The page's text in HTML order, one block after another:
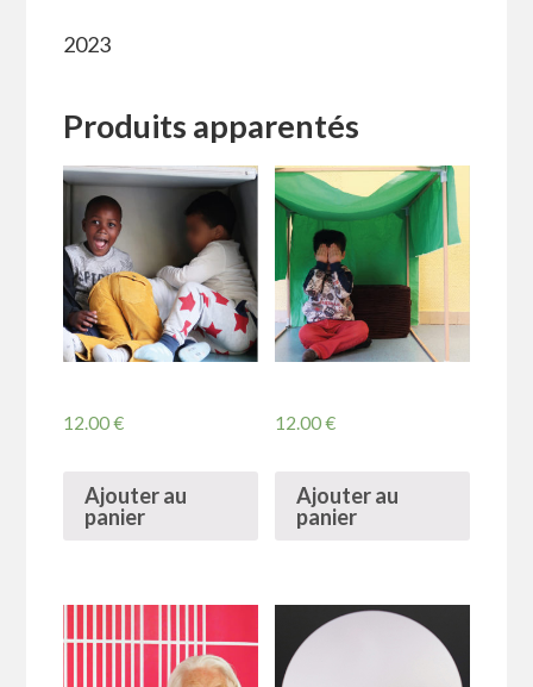
2023
Produits apparentés
12.00€
Ajouter au
panier
12.00€
Ajouter au
panier